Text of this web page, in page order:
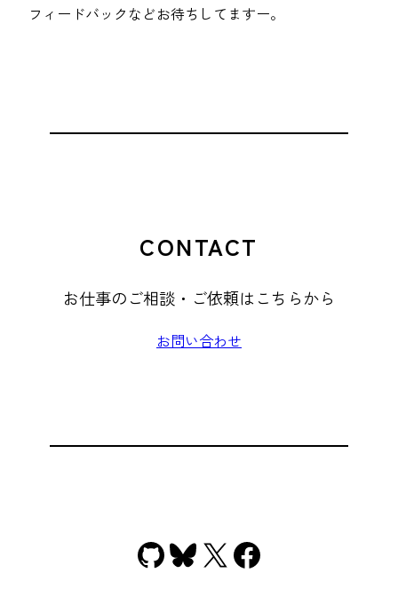
フィードバックなどお待ちしてますー。
CONTACT
お仕事のご相談・ご依頼はこちらから
お問い合わせ
GitHub
Bluesky
X Facebook